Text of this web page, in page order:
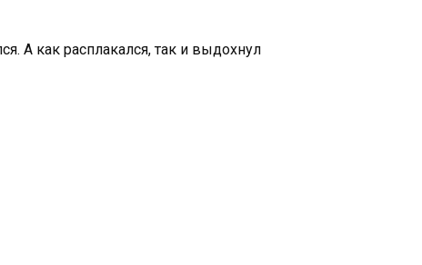
А как расплакался, так и выдохнул